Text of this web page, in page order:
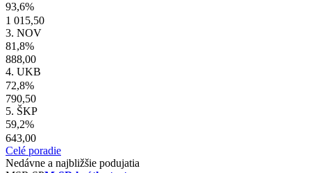
93,6%
1 015,50
3. NOV
81,8%
888,00
4. UKB
72,8%
790,50
5. ŠKP
59,2%
643,00
Celé poradie
Nedávne a najbližšie podujatia